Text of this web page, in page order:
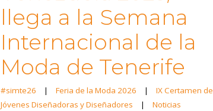
llega a la Semana
Internacional de la
Moda de Tenerife
#simte26 | Feria de la Moda 2026 |
IX Certamen de
Jóvenes Diseñadoras y Diseñadores
| Noticias